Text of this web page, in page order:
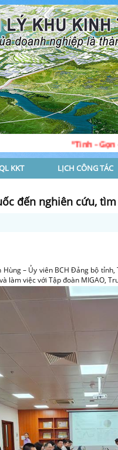
“Tinh - Gọn -
KKT LỊCH CÔNG TÁC
đến nghiên cứu,
– Ủy viên BCH Đảng bộ
làm việc với Tập đoàn MIGAO,